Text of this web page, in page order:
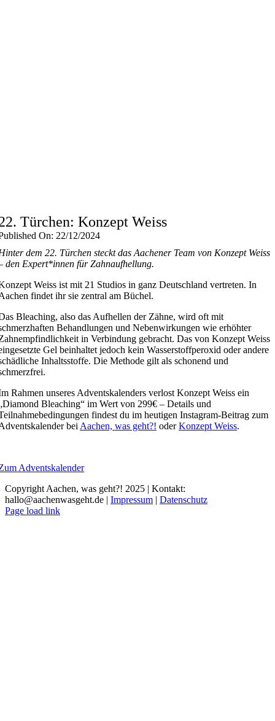
Türchen: Konzept Weiss
On: 22/12/2024
dem 22. Türchen steckt das Aachener Team von Konzept Weiss
den Expert*innen für Zahnaufhellung.
Weiss ist mit 21 Studios in ganz Deutschland vertreten. In
findet ihr sie zentral am Büchel.
Bleaching, also das Aufhellen der Zähne, wird oft mit
Behandlungen und Nebenwirkungen wie erhöhter
in Verbindung gebracht. Das von Konzept Weiss
Gel beinhaltet jedoch kein Wasserstoffperoxid oder andere
Inhaltsstoffe. Die Methode gilt als schonend und
Rahmen unseres Adventskalenders verlost Konzept Weiss ein
Bleaching“ im Wert von 299€ – Details und
findest du im heutigen Instagram-Beitrag zum
bei Aachen, was geht?! oderKonzept Weiss.
Adventskalender
Copyright Aachen, was geht?! 2025 | Kontakt:
hallo@aachenwasgeht.de | Impressum | Datenschutz
Instagram
LinkedIn
Tiktok
YouTube
Page load link